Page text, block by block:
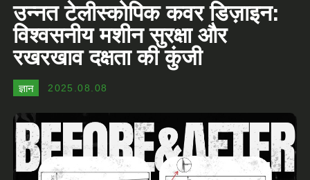
उन्नत टेलीस्कोपिक कवर डिज़ाइन:
विश्वसनीय मशीन सुरक्षा और
रखरखाव दक्षता की कुंजी
2025.08.08
ज्ञान